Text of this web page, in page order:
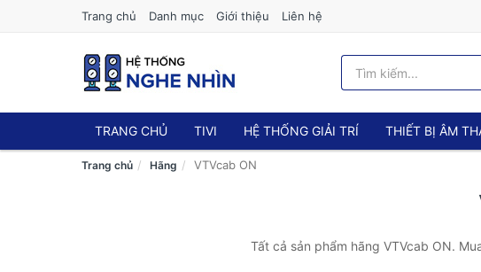
Trang chủ Danh mục Giới thiệu Liên hệ
TRANG CHỦ TIVI HỆ THỐNG GIẢI TRÍ THIẾT BỊ ÂM
Trang chủ Hãng VTVcab ON
Tất cả sản phẩm hãng VTVcab ON.